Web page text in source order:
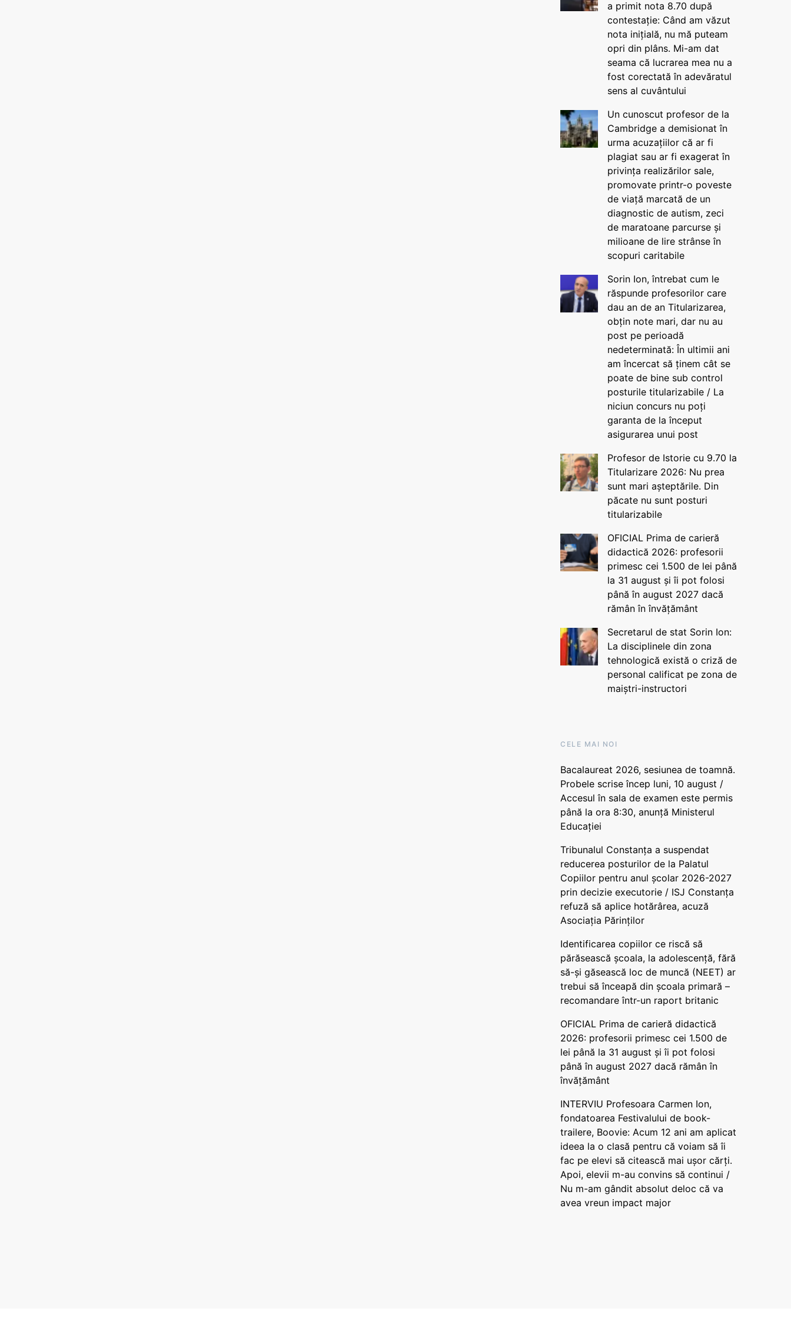
a primit nota 8.70 după
contestație: Când am văzut
nota inițială, nu mă puteam
opri din plâns. Mi-am dat
seama că lucrarea mea nu a
fost corectată în adevăratul
sens al cuvântului
Un cunoscut profesor de la
Cambridge a demisionat în
urma acuzațiilor că ar fi
plagiat sau ar fi exagerat în
privința realizărilor sale,
promovate printr-o poveste
de viață marcată de un
diagnostic de autism, zeci
de maratoane parcurse și
milioane de lire strânse în
scopuri caritabile
Sorin Ion, întrebat cum le
răspunde profesorilor care
dau an de an Titularizarea,
obțin note mari, dar nu au
post pe perioadă
nedeterminată: În ultimii ani
am încercat să ținem cât se
poate de bine sub control
posturile titularizabile / La
niciun concurs nu poți
garanta de la început
asigurarea unui post
Profesor de Istorie cu 9.70 la
Titularizare 2026: Nu prea
sunt mari așteptările. Din
păcate nu sunt posturi
titularizabile
OFICIAL Prima de carieră
didactică 2026: profesorii
primesc cei 1.500 de lei până
la 31 august și îi pot folosi
până în august 2027 dacă
rămân în învățământ
Secretarul de stat Sorin Ion:
La disciplinele din zona
tehnologică există o criză de
personal calificat pe zona de
maiștri-instructori
CELE MAI NOI
Bacalaureat 2026, sesiunea de toamnă.
Probele scrise încep luni, 10 august /
Accesul în sala de examen este permis
până la ora 8:30, anunță Ministerul
Educației
Tribunalul Constanța a suspendat
reducerea posturilor de la Palatul
Copiilor pentru anul școlar 2026-2027
prin decizie executorie / ISJ Constanța
refuză să aplice hotărârea, acuză
Asociația Părinților
Identificarea copiilor ce riscă să
părăsească școala, la adolescență, fără
să-și găsească loc de muncă (NEET) ar
trebui să înceapă din școala primară –
recomandare într-un raport britanic
OFICIAL Prima de carieră didactică
2026: profesorii primesc cei 1.500 de
lei până la 31 august și îi pot folosi
până în august 2027 dacă rămân în
învățământ
INTERVIU Profesoara Carmen Ion,
fondatoarea Festivalului de book-
trailere, Boovie: Acum 12 ani am aplicat
ideea la o clasă pentru că voiam să îi
fac pe elevi să citească mai ușor cărți.
Apoi, elevii m-au convins să continui /
Nu m-am gândit absolut deloc că va
avea vreun impact major